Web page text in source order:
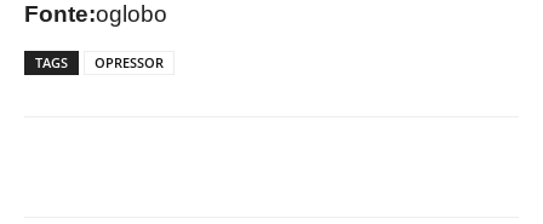
Fonte:oglobo
TAGS OPRESSOR